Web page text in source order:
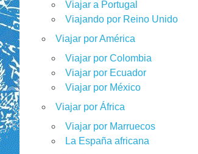
Viajar a Portugal
Viajando por Reino Unido
Viajar por América
Viajar por Colombia
Viajar por Ecuador
Viajar por México
Viajar por África
Viajar por Marruecos
La España africana